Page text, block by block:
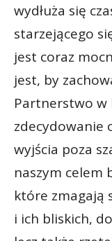
wydłuża się
starzejącego
jest coraz
jest, by
Partnerstwo w
zdecydowanie
wyjścia poza
naszym celem
które zmagają
i ich bliskich,